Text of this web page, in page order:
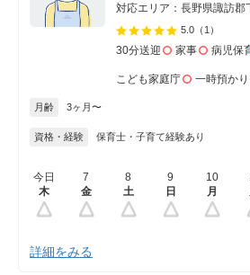
対応エリア：長野県諏訪郡
5.0 （1）
30分送迎 家事 病児保
こども家庭庁 一時預かり
月齢 3ヶ月〜
資格・経験 保育士・子育て経験あり
今日
木
7
金
8
土
9
日
10
月
詳細をみる